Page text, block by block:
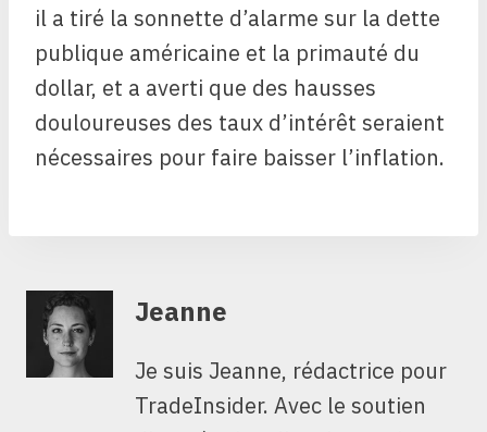
il a tiré la sonnette d’alarme sur la dette
publique américaine et la primauté du
dollar, et a averti que des hausses
douloureuses des taux d’intérêt seraient
nécessaires pour faire baisser l’inflation.
Jeanne
Je suis Jeanne, rédactrice pour
TradeInsider. Avec le soutien